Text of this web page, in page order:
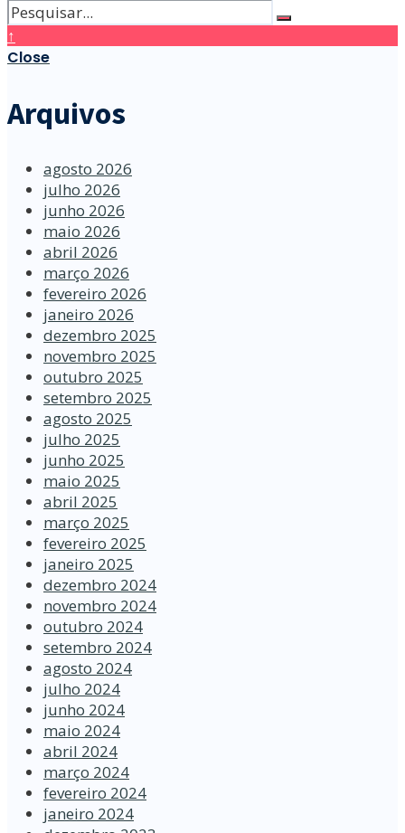
↑
Close
Arquivos
agosto 2026
julho 2026
junho 2026
maio 2026
abril 2026
março 2026
fevereiro 2026
janeiro 2026
dezembro 2025
novembro 2025
outubro 2025
setembro 2025
agosto 2025
julho 2025
junho 2025
maio 2025
abril 2025
março 2025
fevereiro 2025
janeiro 2025
dezembro 2024
novembro 2024
outubro 2024
setembro 2024
agosto 2024
julho 2024
junho 2024
maio 2024
abril 2024
março 2024
fevereiro 2024
janeiro 2024